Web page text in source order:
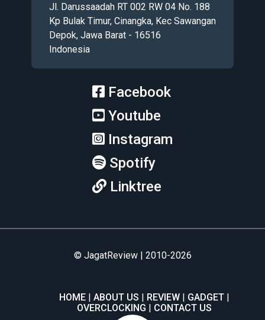
Jl. Darussaadah RT 002 RW 04 No. 188
Kp Bulak Timur, Cinangka, Kec Sawangan
Depok, Jawa Barat - 16516
Indonesia
Facebook
Youtube
Instagram
Spotify
Linktree
© JagatReview | 2010-2026
HOME ABOUT US REVIEW
GADGET
OVERCLOCKING
CONTACT US